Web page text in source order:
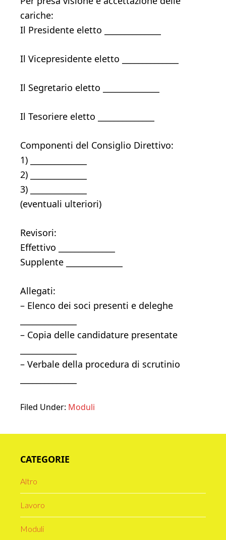
cariche:
Il Presidente eletto ______________
Il Vicepresidente eletto ______________
Il Segretario eletto ______________
Il Tesoriere eletto ______________
Componenti del Consiglio Direttivo:
1) ______________
2) ______________
3) ______________
(eventuali ulteriori)
Revisori:
Effettivo ______________
Supplente ______________
Allegati:
– Elenco dei soci presenti e deleghe
– Copia delle candidature presentate
– Verbale della procedura di scrutinio
Filed Under: Moduli
Sidebar
CATEGORIE
Altro
Lavoro
Moduli